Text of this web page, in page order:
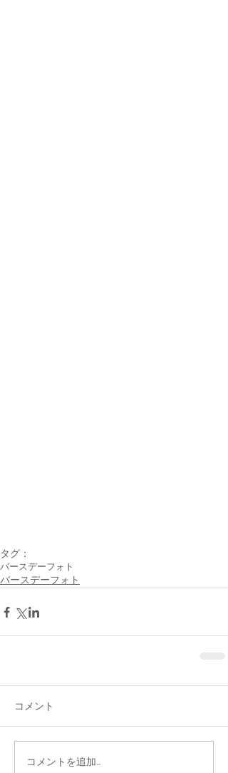
タグ：
バースデーフォト
バースデーフォト
コメント
コメントを追加…